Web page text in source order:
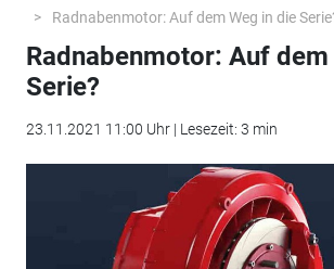
Radnabenmotor: Auf dem Weg in die
Radnabenmotor: Auf
Serie?
23.11.2021 11:00 Uhr | Lesezeit: 3 min